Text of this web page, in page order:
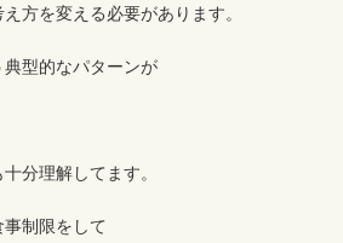
方を変える必要があります。
典型的なパターンが
分理解してます。
制限をして